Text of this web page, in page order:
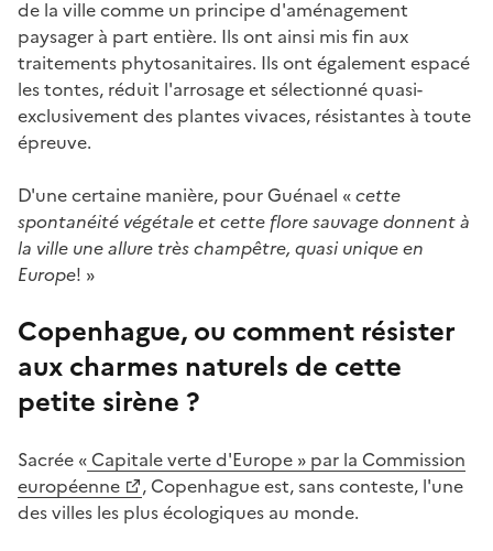
de la ville comme un principe d'aménagement
paysager à part entière. Ils ont ainsi mis fin aux
traitements phytosanitaires. Ils ont également espacé
les tontes, réduit l'arrosage et sélectionné quasi-
exclusivement des plantes vivaces, résistantes à toute
épreuve.
D'une certaine manière, pour Guénael «cette
spontanéité végétale et cette flore sauvage donnent à
la ville une allure très champêtre, quasi unique en
Europe! »
Copenhague, ou comment résister
aux charmes naturels de cette
petite sirène ?
Sacrée « Capitale verte d'Europe » par la Commission
européenne
, Copenhague est, sans conteste, l'une
des villes les plus écologiques au monde.